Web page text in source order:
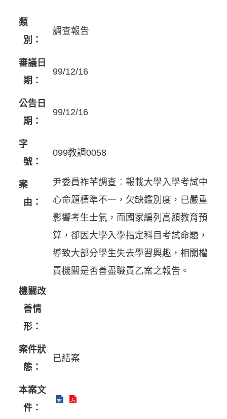
類
別：
調查報告
審議日
期：
99/12/16
公告日
期：
99/12/16
字
號：
099教調0058
案
由：
尹委員祚芊調查︰報載大學入學考試中
心命題標準不一，欠缺鑑別度，已嚴重
影響考生士氣，而國家編列高額教育預
算，卻因大學入學指定科目考試命題，
導致大部分學生失去學習興趣，相關權
責機關是否善盡職責乙案之報告。
機關改
善情
形：
案件狀
態：
已結案
本案文
件：